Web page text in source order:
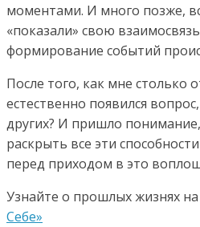
моментами. И много позже,
«показали» свою
формирование событий
После того, как мне столько
естественно появился
других? И пришло
раскрыть все эти
перед приходом в это
Узнайте о прошлых жизнях на
Себе»